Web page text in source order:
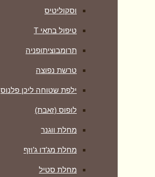
וסקוליטיס
טיפול בתאי T
תרומבוציתופניה
טרשת נפוצה
ילפת שטוחה ליכן פלנוס
לופוס (זאבת)
מחלת ווגנר
מחלת מג’דו ג’וזף
מחלת סטיל